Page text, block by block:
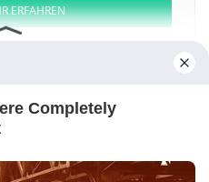
ERFAHREN
Jones NASDAQ 100
500
Aktien:
Completely